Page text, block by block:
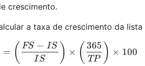
crescimento.
a taxa de crescimento da lista
GR = \left(
= ( IS
FS − IS ) × ( TP
365 ) × 100